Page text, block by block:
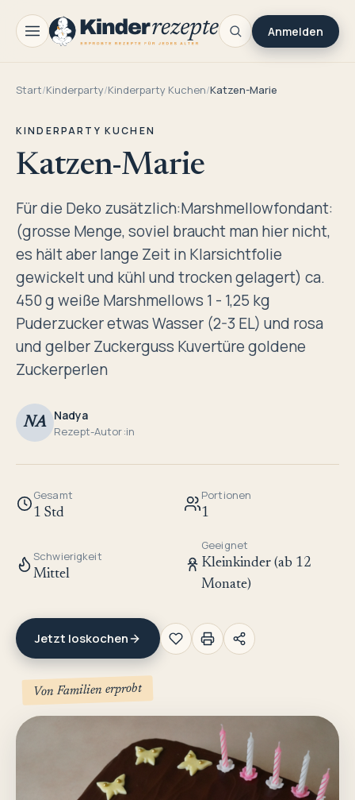
Anmelden
Start/Kinderparty/Kinderparty Kuchen/Katzen-Marie
KINDERPARTY KUCHEN
Katzen-Marie
Für die Deko zusätzlich:Marshmellowfondant:
(grosse Menge, soviel braucht man hier nicht,
es hält aber lange Zeit in Klarsichtfolie
gewickelt und kühl und trocken gelagert) ca.
450 g weiße Marshmellows 1 - 1,25 kg
Puderzucker etwas Wasser (2-3 EL) und rosa
und gelber Zuckerguss Kuvertüre goldene
Zuckerperlen
NA Nadya
Rezept-Autor:in
Gesamt
1 Std
Portionen
1
Schwierigkeit
Mittel
Geeignet
Kleinkinder (ab 12
Monate)
Jetzt loskochen
Von Familien erprobt